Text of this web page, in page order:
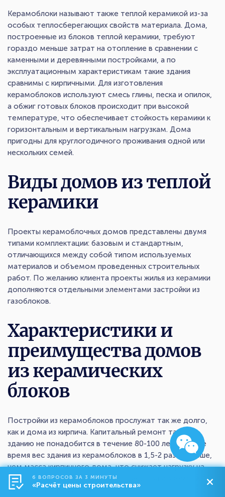
Керамоблоки называют также теплой керамикой из-за
особых теплосберегающих свойств материала. Дома,
построенные из блоков теплой керамики, требуют
гораздо меньше затрат на отопление в сравнении с
каменными и деревянными постройками, а по
эксплуатационным характеристикам такие здания
сравнимы с кирпичными. Для изготовления
керамоблоков используют смесь глины, песка и опилок,
а обжиг готовых блоков происходит при высокой
температуре, что обеспечивает стойкость керамики к
горизонтальным и вертикальным нагрузкам. Дома
пригодны для круглогодичного проживания одной или
нескольких семей.
Виды домов из теплой
керамики
Проекты керамоблочных домов представлены двумя
типами комплектации: базовым и стандартным,
отличающихся между собой типом используемых
материалов и объемом проведенных строительных
работ. По желанию клиента проекты жилья из керамики
дополняются отдельными элементами застройки из
газоблоков.
Характеристики и
преимущества домов
из керамических
блоков
Постройки из керамоблоков прослужат так же долго,
как и дома из кирпича. Капитальный ремонт такому
зданию не понадобится в течение 80-100 лет. В то же
время вес здания из керамоблоков в 1,5-2 раза меньше,
чем масса кирпичного дома, что снижает нагрузку на
опорные элементы и экономит средства и время на
строительстве фундамента.
6 ВОПРОСОВ ЗА 3 МИНУТЫ
«Расчёт цены строительства»